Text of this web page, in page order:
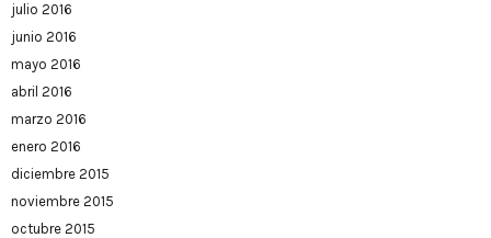
julio 2016
junio 2016
mayo 2016
abril 2016
marzo 2016
enero 2016
diciembre 2015
noviembre 2015
octubre 2015